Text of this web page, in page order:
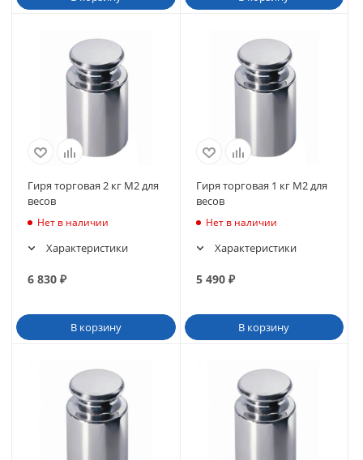
Гиря торговая 2 кг M2 для
весов
Нет в наличии
Характеристики
6 830 ₽
В корзину
Гиря торговая 1 кг M2 для
весов
Нет в наличии
Характеристики
5 490₽
В корзину